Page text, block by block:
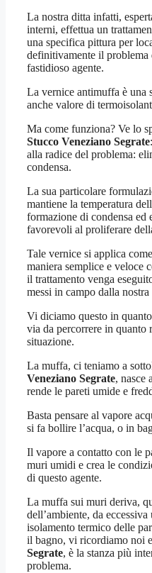
La nostra ditta infatti,
interni, effettua un
una specifica pittura per
definitivamente il
fastidioso agente.
La vernice antimuffa è una
anche valore di
Ma come funziona? Ve lo
Stucco Veneziano Segrate
alla radice del problema:
condensa.
La sua particolare
mantiene la temperatura
formazione di condensa
favorevoli al proliferare
Tale vernice si applica
maniera semplice e veloce
il trattamento venga
messi in campo dalla nostra
Vi diciamo questo in
via da percorrere in quanto
situazione.
La muffa, ci teniamo a
Veneziano Segrate, nasce
rende le pareti umide e
Basta pensare al vapore
si fa bollire l’acqua, o in
Il vapore a contatto con le
muri umidi e crea le
di questo agente.
La muffa sui muri deriva,
dell’ambiente, da
isolamento termico delle
il bagno, vi ricordiamo noi
Segrate, è la stanza più
problema.